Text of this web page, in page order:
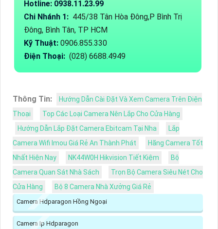
Hotline: 0938.11.23.99
Chi Nhánh 1: 445/38 Tân Hòa Đông,P Bình Trị
Đông, Bình Tân, TP HCM
Kỹ Thuật: 0906.855.330
Điện Thoại: (028) 6688.4949
Thông Tin:
Hướng Dẫn Cài Đặt Và Xem Camera Trên Điện
Thoại
Top Các Loại Camera Nên Lắp Cho Cửa Hàng
Hướng Dẫn Lắp Đặt Camera Ebitcam Tại Nha
Lắp
Camera Wifi Imou Giá Rẻ An Thành Phát
Hãng Camera Tốt
Nhất Hiện Nay
NK44W0H Hikvision Tiết Kiệm
Bộ
Camera Quan Sát Nhà Sách
Trọn Bộ Camera Siêu Nét Cho
Cửa Hàng
Bộ 8 Camera Nhà Xưởng Giá Rẻ
Camera Hdparagon Hồng Ngoại
Camera Ip Hdparagon